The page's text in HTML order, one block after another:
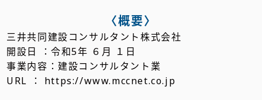
〈概要〉
三井共同建設コンサルタント株式会社
開設日 ：令和5年 ６月 １日
事業内容：建設コンサルタント業
URL ： https://www.mccnet.co.jp